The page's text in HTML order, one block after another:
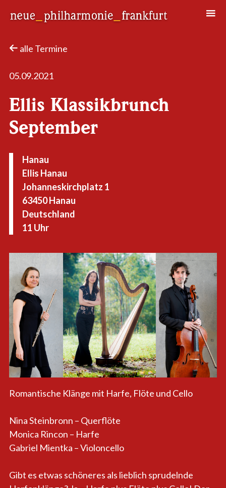
Neue Philharmonie Frankfurt
Das Klassik-Crossover-Orchester
alle Termine
05.09.2021
Ellis Klassikbrunch
September
Hanau
Ellis Hanau
Johanneskirchplatz 1
63450 Hanau
Deutschland
11 Uhr
Romantische Klänge mit Harfe, Flöte und Cello
Nina Steinbronn – Querflöte
Monica Rincon – Harfe
Gabriel Mientka – Violoncello
Gibt es etwas schöneres als lieblich sprudelnde